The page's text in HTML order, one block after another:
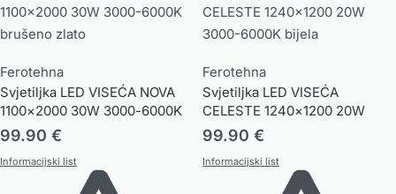
Ferotehna
Svjetiljka LED VISEĆA NOVA
1100×2000 30W 3000-6000K
99.90 €
Informacijski list
Ferotehna
Svjetiljka LED VISEĆA
CELESTE 1240×1200 20W
3000-6000K
99.90 €
Informacijski list